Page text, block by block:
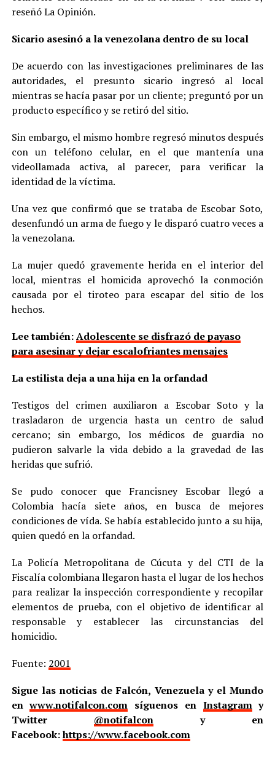
reseñó La Opinión.
Sicario asesinó a la venezolana dentro de su local
De acuerdo con las investigaciones preliminares de las
autoridades, el presunto sicario ingresó al local
mientras se hacía pasar por un cliente; preguntó por un
producto específico y se retiró del sitio.
Sin embargo, el mismo hombre regresó minutos después
con un teléfono celular, en el que mantenía una
videollamada activa, al parecer, para verificar la
identidad de la víctima.
Una vez que confirmó que se trataba de Escobar Soto,
desenfundó un arma de fuego y le disparó cuatro veces a
la venezolana.
La mujer quedó gravemente herida en el interior del
local, mientras el homicida aprovechó la conmoción
causada por el tiroteo para escapar del sitio de los
hechos.
Lee también:Adolescente se disfrazó de payaso
para asesinar y dejar escalofriantes mensajes
La estilista deja a una hija en la orfandad
Testigos del crimen auxiliaron a Escobar Soto y la
trasladaron de urgencia hasta un centro de salud
cercano; sin embargo, los médicos de guardia no
pudieron salvarle la vida debido a la gravedad de las
heridas que sufrió.
Se pudo conocer que Francisney Escobar llegó a
Colombia hacía siete años, en busca de mejores
condiciones de vída. Se había establecido junto a su hija,
quien quedó en la orfandad.
La Policía Metropolitana de Cúcuta y del CTI de la
Fiscalía colombiana llegaron hasta el lugar de los hechos
para realizar la inspección correspondiente y recopilar
elementos de prueba, con el objetivo de identificar al
responsable y establecer las circunstancias del
homicidio.
Fuente: 2001
Sigue las noticias de Falcón, Venezuela y el Mundo
enwww.notifalcon.com síguenos en Instagramy
Twitter @notifalcony en
Facebook:https://www.facebook.com